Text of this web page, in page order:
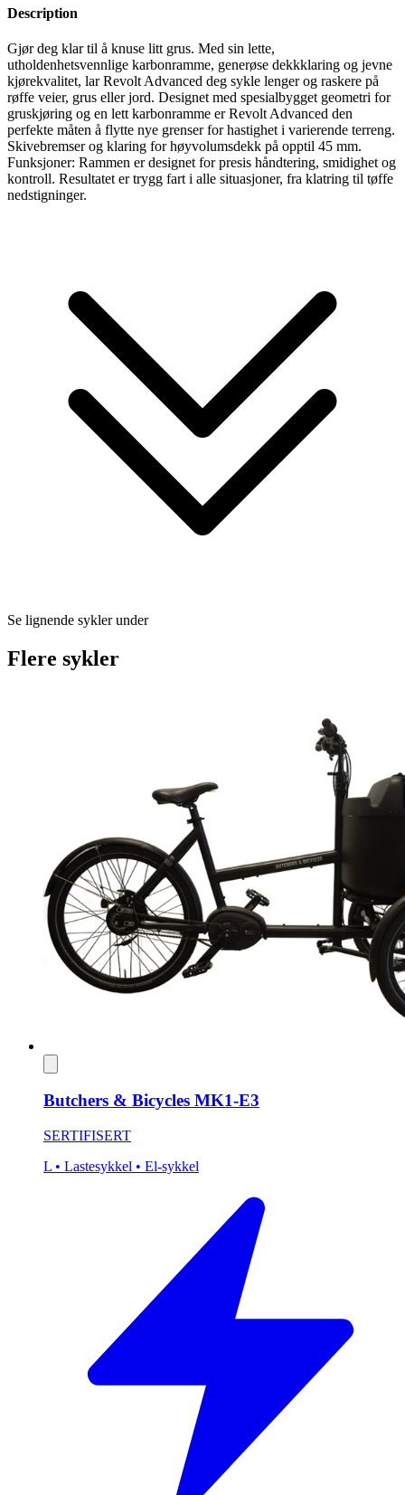
Description
Gjør deg klar til å knuse litt grus. Med sin lette,
utholdenhetsvennlige karbonramme, generøse dekkklaring og jevne
kjørekvalitet, lar Revolt Advanced deg sykle lenger og raskere på
røffe veier, grus eller jord. Designet med spesialbygget geometri for
gruskjøring og en lett karbonramme er Revolt Advanced den
perfekte måten å flytte nye grenser for hastighet i varierende terreng.
Skivebremser og klaring for høyvolumsdekk på opptil 45 mm.
Funksjoner: Rammen er designet for presis håndtering, smidighet og
kontroll. Resultatet er trygg fart i alle situasjoner, fra klatring til tøffe
nedstigninger.
Se lignende sykler under
Flere sykler
Butchers & Bicycles MK1-E3
SERTIFISERT
L • Lastesykkel • El-sykkel